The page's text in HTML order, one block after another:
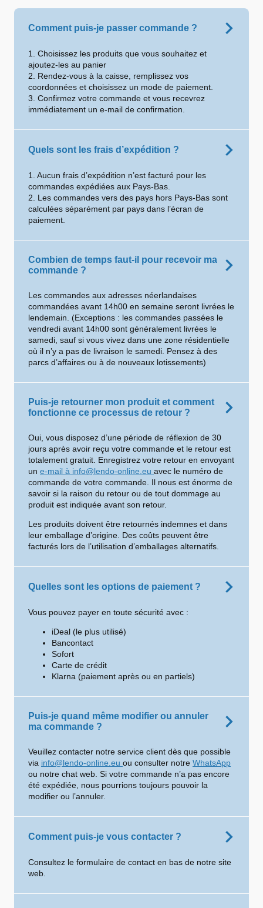
Comment puis-je passer commande ?
1. Choisissez les produits que vous souhaitez et
ajoutez-les au panier
2. Rendez-vous à la caisse, remplissez vos
coordonnées et choisissez un mode de paiement.
3. Confirmez votre commande et vous recevrez
immédiatement un e-mail de confirmation.
Quels sont les frais d’expédition ?
1. Aucun frais d’expédition n’est facturé pour les
commandes expédiées aux Pays-Bas.
2. Les commandes vers des pays hors Pays-Bas sont
calculées séparément par pays dans l’écran de
paiement.
Combien de temps faut-il pour recevoir ma
commande ?
Les commandes aux adresses néerlandaises
commandées avant 14h00 en semaine seront livrées le
lendemain. (Exceptions : les commandes passées le
vendredi avant 14h00 sont généralement livrées le
samedi, sauf si vous vivez dans une zone résidentielle
où il n’y a pas de livraison le samedi. Pensez à des
parcs d’affaires ou à de nouveaux lotissements)
Puis-je retourner mon produit et comment
fonctionne ce processus de retour ?
Oui, vous disposez d’une période de réflexion de 30
jours après avoir reçu votre commande et le retour est
totalement gratuit. Enregistrez votre retour en envoyant
un e-mail à info@lendo-online.eu avec le numéro de
commande de votre commande. Il nous est énorme de
savoir si la raison du retour ou de tout dommage au
produit est indiquée avant son retour.
Les produits doivent être retournés indemnes et dans
leur emballage d’origine. Des coûts peuvent être
facturés lors de l’utilisation d’emballages alternatifs.
Quelles sont les options de paiement ?
Vous pouvez payer en toute sécurité avec :
iDeal (le plus utilisé)
Bancontact
Sofort
Carte de crédit
Klarna (paiement après ou en partiels)
Puis-je quand même modifier ou annuler
ma commande ?
Veuillez contacter notre service client dès que possible
via info@lendo-online.eu ou consulter notre WhatsApp
ou notre chat web. Si votre commande n’a pas encore
été expédiée, nous pourrions toujours pouvoir la
modifier ou l’annuler.
Comment puis-je vous contacter ?
Consultez le formulaire de contact en bas de notre site
web.